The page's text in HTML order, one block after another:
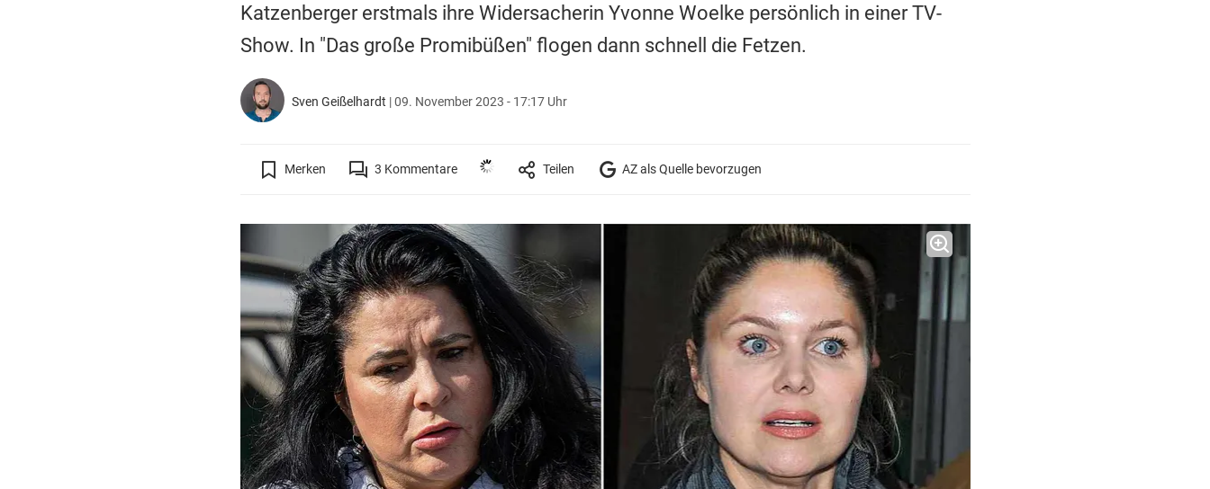
Katzenberger erstmals ihre Widersacherin Yvonne Woelke persönlich in einer TV-
Show. In "Das große Promibüßen" flogen dann schnell die Fetzen.
Sven Geißelhardt |09. November 2023 - 17:17 Uhr
Merken 3 Kommentare Teilen AZ als Quelle bevorzugen